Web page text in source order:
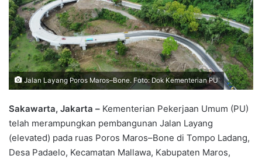
Jalan Layang Poros Maros–Bone. Foto: Dok Kementerian PU
Sakawarta, Jakarta – Kementerian Pekerjaan Umum (PU)
telah merampungkan pembangunan Jalan Layang
(elevated) pada ruas Poros Maros–Bone di Tompo Ladang,
Desa Padaelo, Kecamatan Mallawa, Kabupaten Maros,